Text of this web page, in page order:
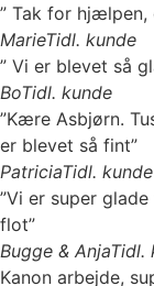
” Tak for
MarieTidl. kunde
” Vi er blevet så
BoTidl. kunde
”Kære Asbjørn.
er blevet så fint”
PatriciaTidl. kunde
”Vi er super
flot”
Bugge & AnjaTidl.
Kanon arbejde,